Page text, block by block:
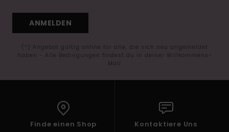
ANMELDEN
(*) Angebot gültig online für alle, die sich neu angemeldet
haben - Alle Bedingungen findest du in deiner Willkommens-
Mail
Finde einen Shop Kontaktiere Uns